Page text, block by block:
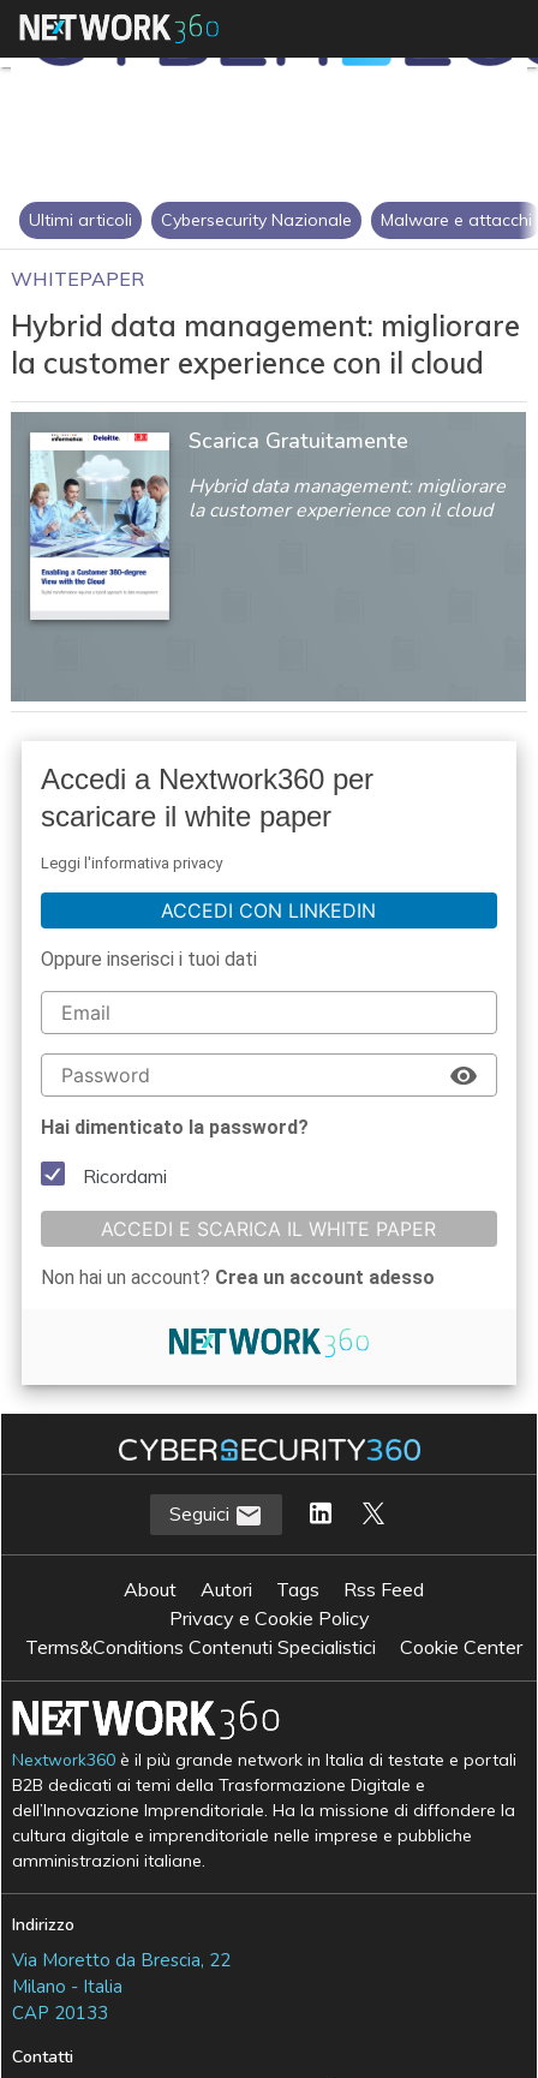
Ultimi articoli Cybersecurity Nazionale Malware e attacchi
WHITEPAPER
Hybrid data management: migliorare
la customer experience con il cloud
Scarica Gratuitamente
Hybrid data management: migliorare
la customer experience con il cloud
Accedi a Nextwork360 per
scaricare il white paper
Leggi l'informativa privacy
ACCEDI CON LINKEDIN
Oppure inserisci i tuoi dati
Hai dimenticato la password?
Ricordami
ACCEDI E SCARICA IL WHITE PAPER
Non hai un account? Crea un account adesso
Seguici
About Autori Tags
Rss Feed
Privacy e Cookie Policy
Terms&Conditions Contenuti Specialistici
Cookie Center
Nextwork360 è il più grande network in Italia di testate e portali
B2B dedicati ai temi della Trasformazione Digitale e
dell’Innovazione Imprenditoriale. Ha la missione di diffondere la
cultura digitale e imprenditoriale nelle imprese e pubbliche
amministrazioni italiane.
Indirizzo
Via Moretto da Brescia, 22
Milano - Italia
CAP 20133
Contatti